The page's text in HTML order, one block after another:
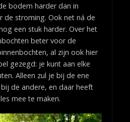
bodem harder dan in
de stroming. Ook net ná de
een stuk harder. Over het
beter voor de
al zijn ook hier
gezegd: je kunt aan elke
Alleen zul je bij de ene
de andere, en daar heeft
mee te maken.